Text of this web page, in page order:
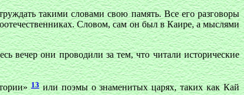
такими словами свою память. Все его разговоры
Словом, сам он был в Каире, а мыслями
вечер они проводили за тем, что читали исторические
13или поэмы о знаменитых царях, таких как Кай